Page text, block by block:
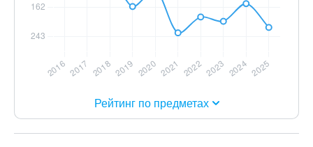
Рейтинг по предметах